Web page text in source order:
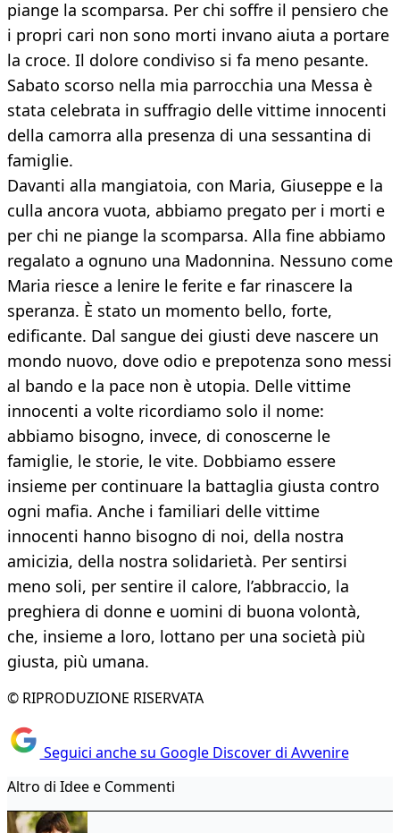
piange la scomparsa. Per chi soffre il pensiero che
i propri cari non sono morti invano aiuta a portare
la croce. Il dolore condiviso si fa meno pesante.
Sabato scorso nella mia parrocchia una Messa è
stata celebrata in suffragio delle vittime innocenti
della camorra alla presenza di una sessantina di
famiglie.
Davanti alla mangiatoia, con Maria, Giuseppe e la
culla ancora vuota, abbiamo pregato per i morti e
per chi ne piange la scomparsa. Alla fine abbiamo
regalato a ognuno una Madonnina. Nessuno come
Maria riesce a lenire le ferite e far rinascere la
speranza. È stato un momento bello, forte,
edificante. Dal sangue dei giusti deve nascere un
mondo nuovo, dove odio e prepotenza sono messi
al bando e la pace non è utopia. Delle vittime
innocenti a volte ricordiamo solo il nome:
abbiamo bisogno, invece, di conoscerne le
famiglie, le storie, le vite. Dobbiamo essere
insieme per continuare la battaglia giusta contro
ogni mafia. Anche i familiari delle vittime
innocenti hanno bisogno di noi, della nostra
amicizia, della nostra solidarietà. Per sentirsi
meno soli, per sentire il calore, l’abbraccio, la
preghiera di donne e uomini di buona volontà,
che, insieme a loro, lottano per una società più
giusta, più umana.
© RIPRODUZIONE RISERVATA
Seguici anche su Google Discover di Avvenire
Altro di Idee e Commenti